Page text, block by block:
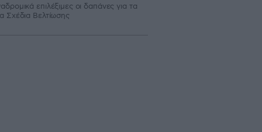
επιλέξιμες οι δαπάνες για τα
Σχέδια Βελτίωσης